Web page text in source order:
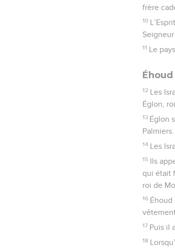
frère
10
11 Le
Éhoud
12 Les
Églon,
13 Églon
Palmiers.
14 Les
15 Ils
qui était
roi de
16 Éhoud
17 Puis il
18